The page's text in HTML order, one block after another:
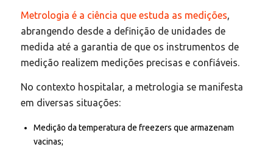
Metrologia é a ciência que estuda as medições,
abrangendo desde a definição de unidades de
medida até a garantia de que os instrumentos de
medição realizem medições precisas e confiáveis.
No contexto hospitalar, a metrologia se manifesta
em diversas situações:​
Medição da temperatura de freezers que armazenam
vacinas;